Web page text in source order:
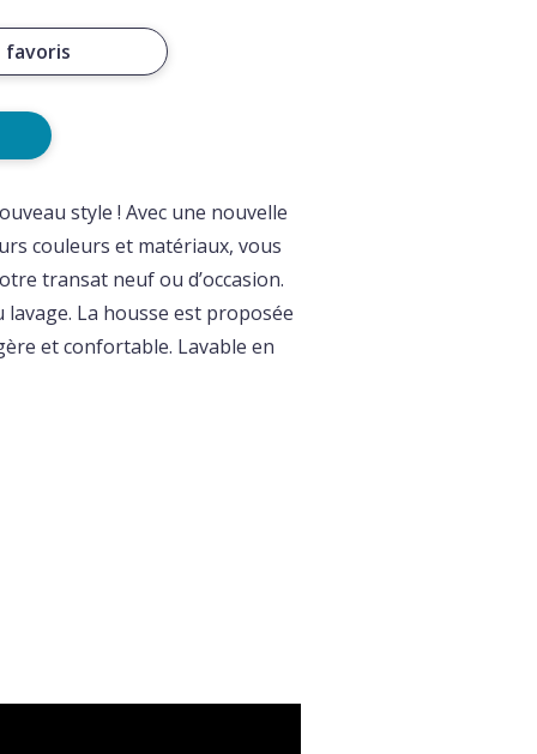
favoris
style ! Avec une nouvelle
couleurs et matériaux, vous
transat neuf ou d’occasion.
La housse est proposée
et confortable. Lavable en